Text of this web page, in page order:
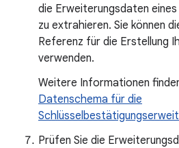
die Erweiterungsdaten
zu extrahieren. Sie können
Referenz für die Erstellung
verwenden.
Weitere Informationen
Datenschema für die
Prüfen Sie die